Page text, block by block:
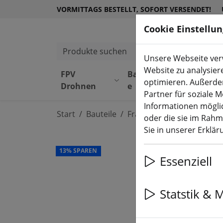
VORMITTAGS BESTELLT, SOFORT VERSENDET!
Produkte suchen
FPV
Drohnen
Bauteil
e
Equipmen
t
Start Bauteile Frames
13% SPAREN
Cookie
Unsere Webseite
Website zu
optimieren.
Partner für soziale
Informationen
oder die sie im
Sie in unserer
Essenziell
Statstik &